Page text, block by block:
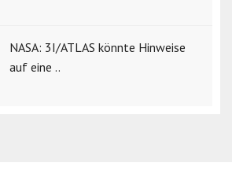
NASA: 3I/ATLAS könnte Hinweise
auf eine ..